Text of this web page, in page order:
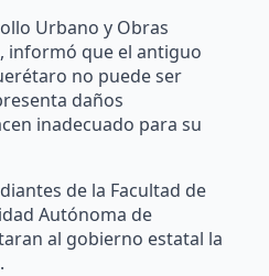
Urbano y Obras
informó que el antiguo
no puede ser
daños
inadecuado para su
de la Facultad de
Autónoma de
al gobierno estatal la